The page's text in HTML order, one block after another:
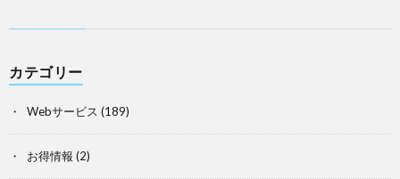
カテゴリー
Webサービス (189)
お得情報 (2)